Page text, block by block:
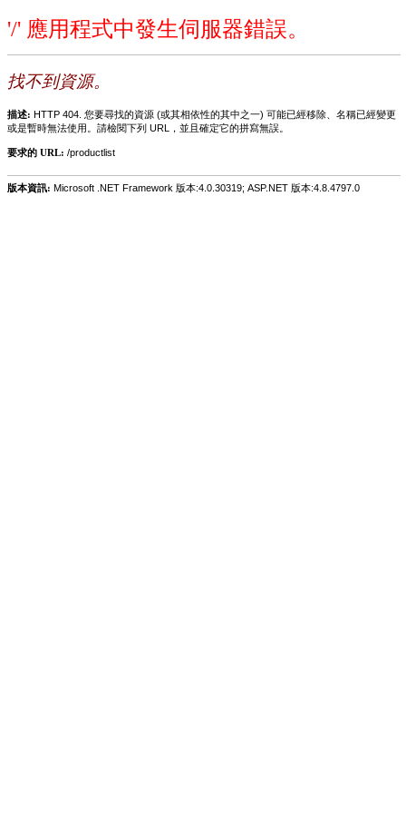
'/' 應用程式中發生伺服器錯誤。
找不到資源。
描述: HTTP 404. 您要尋找的資源 (或其相依性的其中之一) 可能已經移除、名稱已經變更
或是暫時無法使用。請檢閱下列 URL，並且確定它的拼寫無誤。
要求的 URL: /productlist
版本資訊: Microsoft .NET Framework 版本:4.0.30319; ASP.NET 版本:4.8.4797.0